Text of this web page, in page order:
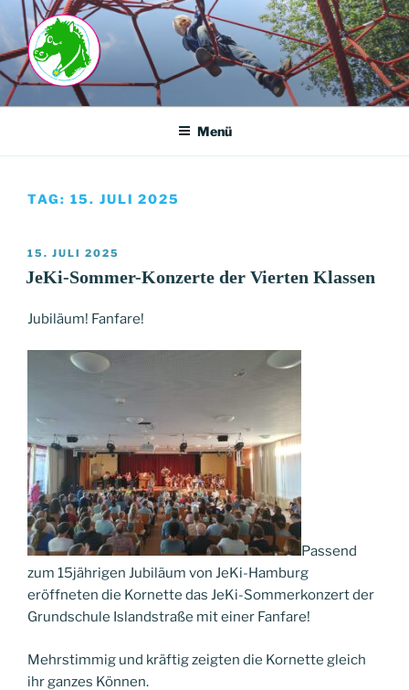
Zum
Inhalt
springen
GRUNDSCHULE-
ISLANDSTRASSE
Menü
TAG: 15. JULI 2025
VERÖFFENTLICHT
AM
15. JULI 2025
JeKi-Sommer-Konzerte der Vierten Klassen
Jubiläum! Fanfare!
Passend
zum 15jährigen Jubiläum von JeKi-Hamburg
eröffneten die Kornette das JeKi-Sommerkonzert der
Grundschule Islandstraße mit einer Fanfare!
Mehrstimmig und kräftig zeigten die Kornette gleich
ihr ganzes Können.